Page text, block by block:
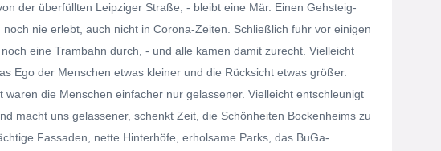
der überfüllten Leipziger Straße, - bleibt eine Mär. Einen Gehsteig-
noch nie erlebt, auch nicht in Corona-Zeiten. Schließlich fuhr vor einigen
eine Trambahn durch, - und alle kamen damit zurecht. Vielleicht
Ego der Menschen etwas kleiner und die Rücksicht etwas größer.
waren die Menschen einfacher nur gelassener. Vielleicht entschleunigt
macht uns gelassener, schenkt Zeit, die Schönheiten Bockenheims zu
Fassaden, nette Hinterhöfe, erholsame Parks, das BuGa-